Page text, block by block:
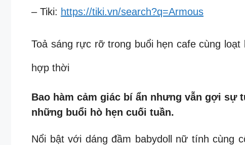
– Tiki: https://tiki.vn/search?q=Armous
Toả sáng rực rỡ trong buổi hẹn cafe cùng
hợp thời
Bao hàm cảm giác bí ẩn nhưng vẫn gợi sự
những buổi hò hẹn cuối tuần.
Nổi bật với dáng đầm babydoll nữ tính cùng